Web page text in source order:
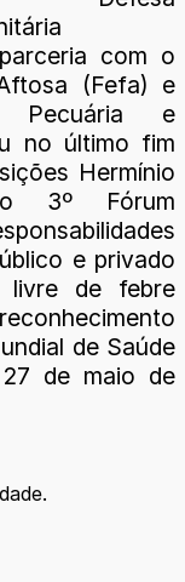
com o
(Fefa) e
Pecuária e
no último fim
Hermínio
3º Fórum
e privado
livre de febre
de Saúde
de maio de